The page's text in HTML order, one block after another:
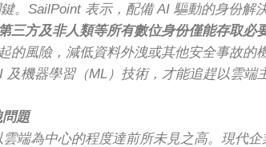
。SailPoint 表示，配備 AI 驅動的身份
三方及非人類等所有數位身份僅能存取
的風險，減低資料外洩或其他安全事故
機器學習（ML）技術，才能追趕以雲端
題
端為中心的程度達前所未見之高。現代